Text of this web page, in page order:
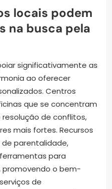
locais podem
na busca pela
significativamente as
ao oferecer
Centros
que se concentram
de conflitos,
mais fortes. Recursos
parentalidade,
para
promovendo o bem-
de